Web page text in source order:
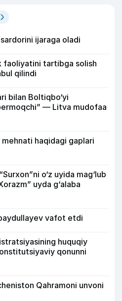
ijaraga oladi
faoliyatini tartibga solish
qilindi
bilan Boltiqbo‘yi
— Litva mudofaa
haqidagi gaplari
o‘z uyida mag‘lub
uyda g‘alaba
vafot etdi
huquqiy
qonunni
Qahramoni unvoni